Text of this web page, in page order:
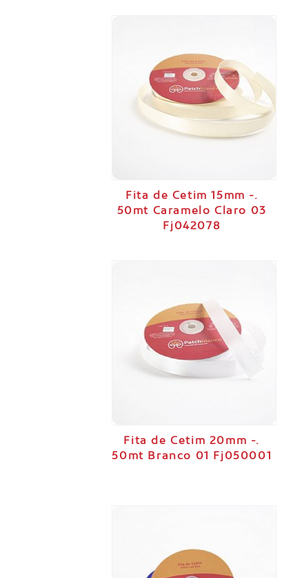
Fita de Cetim 15mm -.
50mt Caramelo Claro 03
Fj042078
Fita de Cetim 20mm -.
50mt Branco 01 Fj050001